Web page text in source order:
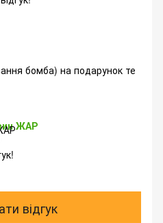
бомба) на подарунок те
ЖАР
відгук